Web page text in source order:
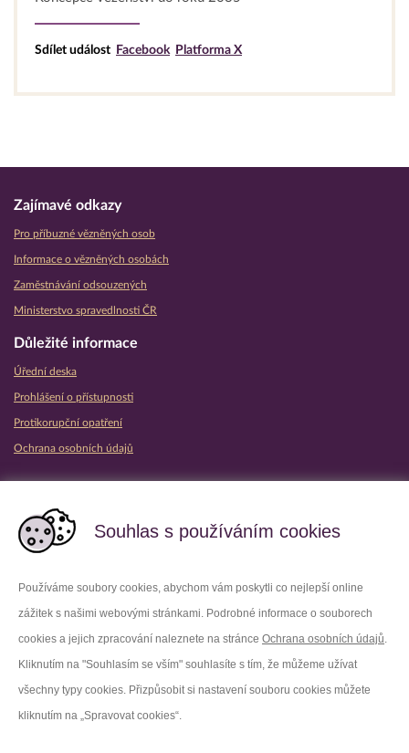
Souhlas s používáním cookies
Používáme soubory cookies, abychom vám poskytli co nejlepší online
zážitek s našimi webovými stránkami. Podrobné informace o souborech
cookies a jejich zpracování naleznete na stránce Ochrana osobních údajů.
Kliknutím na "Souhlasím se vším" souhlasíte s tím, že můžeme užívat
všechny typy cookies. Přizpůsobit si nastavení souboru cookies můžete
kliknutím na „Spravovat cookies“.
Sdílet událost Facebook Platforma X
Zajímavé odkazy
Pro příbuzné vězněných osob
Informace o vězněných osobách
Zaměstnávání odsouzených
Ministerstvo spravedlnosti ČR
Důležité informace
Úřední deska
Prohlášení o přístupnosti
Protikorupční opatření
Ochrana osobních údajů
Facebook Youtube
LinkedIn